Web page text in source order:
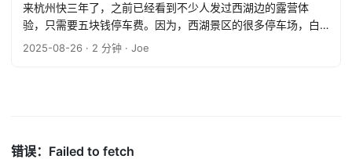
来杭州快三年了，之前已经看到不少人发过西湖边的露营体
验，只需要五块钱停车费。因为，西湖景区的很多停车场，白
天收费基本都是 10 元/小时起，但是晚上八点到早上八点之
2025-08-26 · 2 分钟 · Joe